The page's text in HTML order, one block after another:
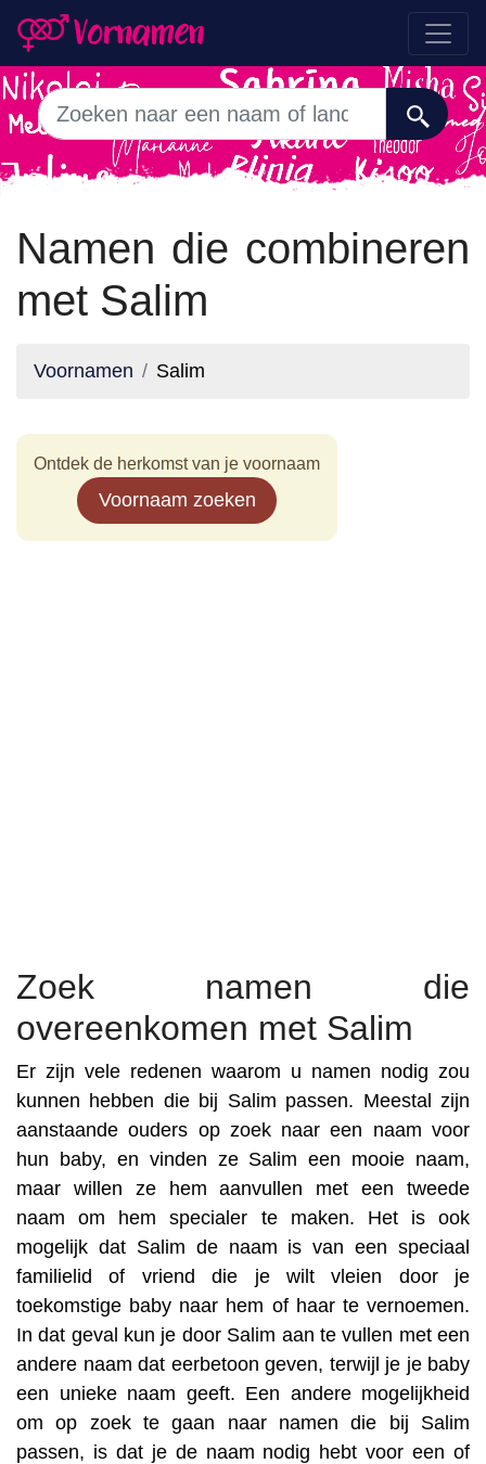
Namen die combineren
met Salim
Voornamen Salim
Ontdek de herkomst van je voornaam
Voornaam zoeken
Zoek namen die
overeenkomen met Salim
Er zijn vele redenen waarom u namen nodig zou
kunnen hebben die bij Salim passen. Meestal zijn
aanstaande ouders op zoek naar een naam voor
hun baby, en vinden ze Salim een mooie naam,
maar willen ze hem aanvullen met een tweede
naam om hem specialer te maken. Het is ook
mogelijk dat Salim de naam is van een speciaal
familielid of vriend die je wilt vleien door je
toekomstige baby naar hem of haar te vernoemen.
In dat geval kun je door Salim aan te vullen met een
andere naam dat eerbetoon geven, terwijl je je baby
een unieke naam geeft. Een andere mogelijkheid
om op zoek te gaan naar namen die bij Salim
passen, is dat je de naam nodig hebt voor een of